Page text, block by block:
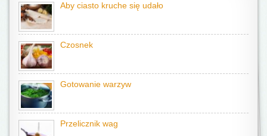
Aby ciasto kruche się udało
Czosnek
Gotowanie warzyw
Przelicznik wag